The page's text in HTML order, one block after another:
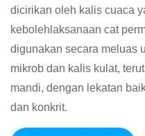
dicirikan oleh kalis cuaca
kebolehlaksanaan cat
digunakan secara meluas
mikrob dan kalis kulat,
mandi, dengan lekatan
dan konkrit.